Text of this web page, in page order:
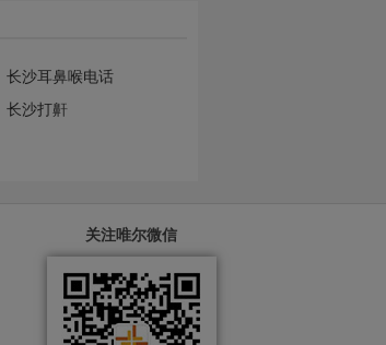
长沙耳鼻喉电话
长沙打鼾
关注唯尔微信